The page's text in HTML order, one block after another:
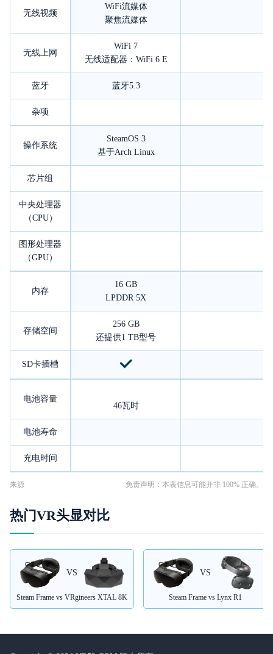
无线视频
WiFi流媒体
聚焦流媒体
无线上网
WiFi 7
无线适配器：WiFi 6 E
蓝牙 蓝牙5.3
杂项
操作系统
SteamOS 3
基于Arch Linux
芯片组
中央处理器
（CPU）
图形处理器
（GPU）
内存
16 GB
LPDDR 5X
存储空间
256 GB
还提供1 TB型号
SD卡插槽
电池容量
46瓦时
电池寿命
充电时间
来源 免责声明：本表信息可能并非 100% 正确。
热门VR头显对比
VS
Steam Frame vs VRgineers XTAL 8K
VS
Steam Frame vs Lynx R1